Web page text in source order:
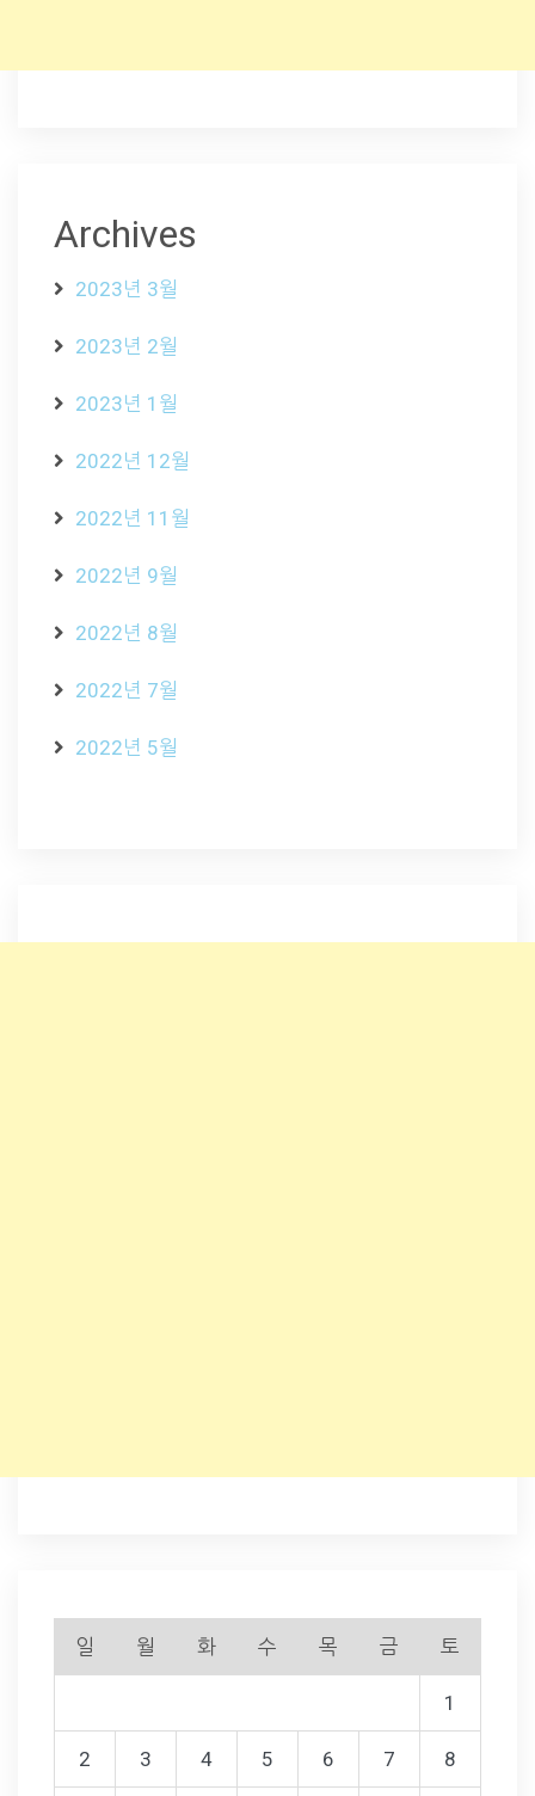
Archives
2023년 3월
2023년 2월
2023년 1월
2022년 12월
2022년 11월
2022년 9월
2022년 8월
2022년 7월
2022년 5월
일 월 화 수 목 금 토
1
2 3 4 5 6 7 8